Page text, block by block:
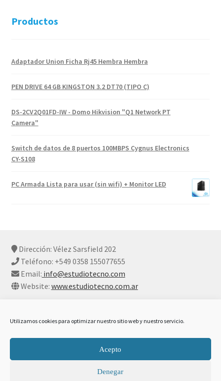
Utilizamos cookies para optimizar nuestro sitio web y nuestro servicio.
Acepto
Denegar
Productos
Adaptador Union Ficha Rj45 Hembra Hembra
PEN DRIVE 64 GB KINGSTON 3.2 DT70 (TIPO C)
DS-2CV2Q01FD-IW - Domo Hikvision "Q1 Network PT Camera"
CY-S108
Teléfono: +549 0358 155077655
Email:info@estudiotecno.com
Website:www.estudiotecno.com.ar
© Estudio Tecno 2026
Declaración De Privacidad Y Cookies
WooCommerce.